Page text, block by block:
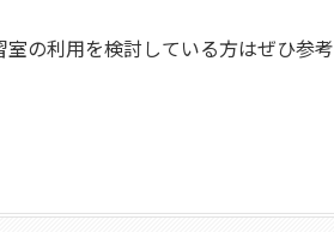
室の利用を検討している方はぜひ参